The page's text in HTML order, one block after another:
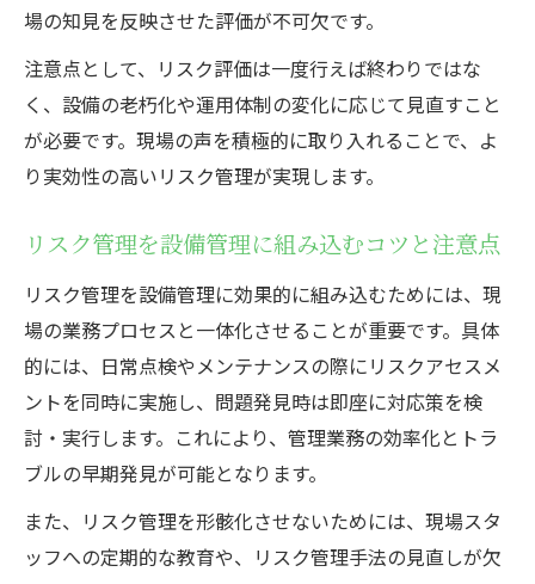
場の知見を反映させた評価が不可欠です。
注意点として、リスク評価は一度行えば終わりではな
く、設備の老朽化や運用体制の変化に応じて見直すこと
が必要です。現場の声を積極的に取り入れることで、よ
り実効性の高いリスク管理が実現します。
リスク管理を設備管理に組み込むコツと注意点
リスク管理を設備管理に効果的に組み込むためには、現
場の業務プロセスと一体化させることが重要です。具体
的には、日常点検やメンテナンスの際にリスクアセスメ
ントを同時に実施し、問題発見時は即座に対応策を検
討・実行します。これにより、管理業務の効率化とトラ
ブルの早期発見が可能となります。
また、リスク管理を形骸化させないためには、現場スタ
ッフへの定期的な教育や、リスク管理手法の見直しが欠